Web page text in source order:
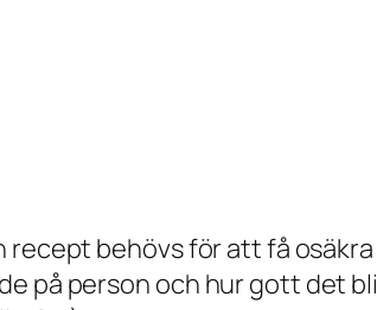
behövs för att få
på person och hur gott det